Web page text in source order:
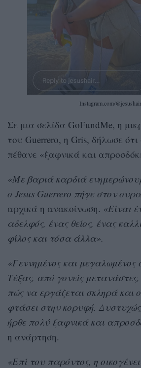
Instagram.com/@jesushair
Σε μια σελίδα GoFundMe, η
του Guerrero, η Gris, δήλωσε
πέθανε «ξαφνικά και
«Με βαριά καρδιά
ο Jesus Guerrero πήγε στον
αρχικά η ανακοίνωση. «Είναι
αδελφός, ένας θείος, ένας
φίλος και τόσα άλλα».
«Γεννημένος και μεγαλωμένος
Τέξας, από γονείς μετανάστες,
πώς να εργάζεται σκληρά και
φτάσει στην κορυφή.
ήρθε πολύ ξαφνικά και
η ανάρτηση.
«Επί του παρόντος, η